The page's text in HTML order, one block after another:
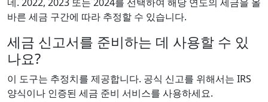
바른 세금 구간에 따라 추정할 수 있습니다.
세금 신고서를 준비하는 데 사용할 수 있
나요?
이 도구는 추정치를 제공합니다. 공식 신고를 위해서는 IRS
양식이나 인증된 세금 준비 서비스를 사용하세요.